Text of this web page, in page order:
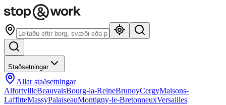
Staðsetningar
Allar staðsetningar
AlfortvilleBeauvaisBourg-la-ReineBrunoyCergyMaisons-
LaffitteMassyPalaiseauMontigny-le-BretonneuxVersailles